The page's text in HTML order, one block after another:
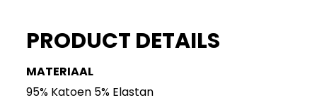
PRODUCT DETAILS
MATERIAAL
95% Katoen 5% Elastan